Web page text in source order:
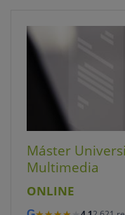
Máster
Multimedia
ONLINE